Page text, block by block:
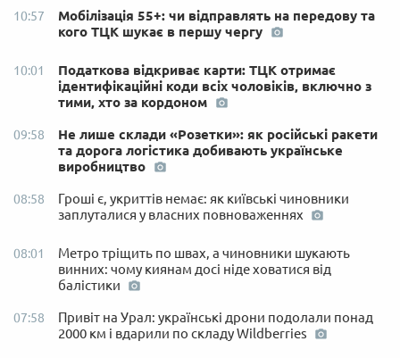
10:57
Мобілізація 55+: чи відправлять на передову та
кого ТЦК шукає в першу чергу
10:01
Податкова відкриває карти: ТЦК отримає
ідентифікаційні коди всіх чоловіків, включно з
тими, хто за кордоном
09:58
Не лише склади «Розетки»: як російські ракети
та дорога логістика добивають українське
виробництво
08:58
Гроші є, укриттів немає: як київські чиновники
заплуталися у власних повноваженнях
08:01
Метро тріщить по швах, а чиновники шукають
винних: чому киянам досі ніде ховатися від
балістики
07:58
Привіт на Урал: українські дрони подолали понад
2000 км і вдарили по складу Wildberries